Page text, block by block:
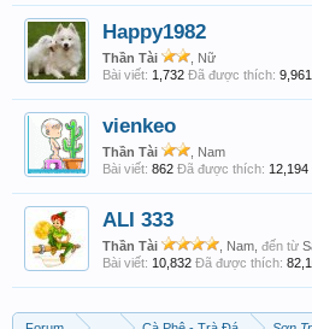
Happy1982
Thần Tài
, Nữ
Bài viết: 1,732 Đã được thích: 9,961
vienkeo
Thần Tài
, Nam
Bài viết: 862 Đã được thích: 12,194
ALI 333
Thần Tài , Nam, đến từ
Bài viết: 10,832 Đã được thích: